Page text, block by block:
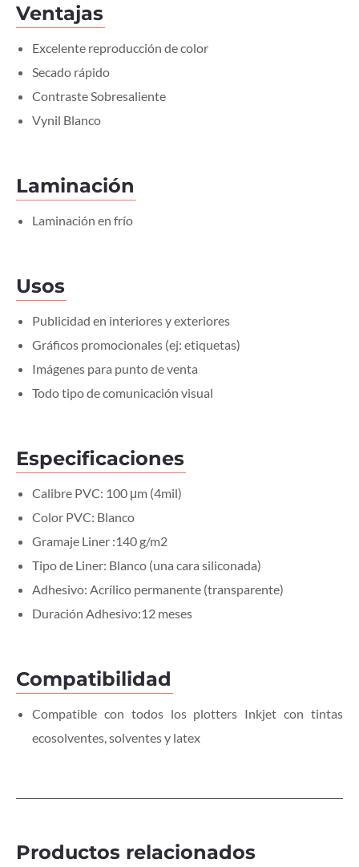
Ventajas
Excelente reproducción de color
Secado rápido
Contraste Sobresaliente
Vynil Blanco
Laminación
Laminación en frío
Usos
Publicidad en interiores y exteriores
Gráficos promocionales (ej: etiquetas)
Imágenes para punto de venta
Todo tipo de comunicación visual
Especificaciones
Calibre PVC: 100 μm (4mil)
Color PVC: Blanco
Gramaje Liner :140 g/m2
Tipo de Liner: Blanco (una cara siliconada)
Adhesivo: Acrílico permanente (transparente)
Duración Adhesivo:12 meses
Compatibilidad
Compatible con todos los plotters Inkjet con tintas
ecosolventes, solventes y latex
Productos relacionados